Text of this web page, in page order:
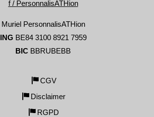
f / PersonnalisATHion
Muriel PersonnalisATHion
ING BE84 3100 8921 7959
BIC BBRUBEBB
CGV
Disclaimer
RGPD